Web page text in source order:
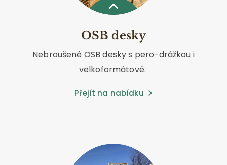
OSB desky
Nebroušené OSB desky s pero-drážkou i
velkoformátové.
Přejít na nabídku